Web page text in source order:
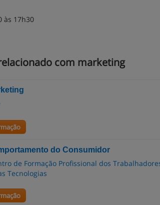
às 17h30
com marketing
do Consumidor
de Formação Profissional dos
Tecnologias